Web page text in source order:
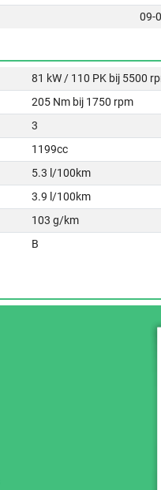
09-
81 kW / 110 PK bij 5500
205 Nm bij 1750 rpm
3
1199cc
5.3 l/100km
3.9 l/100km
103 g/km
B